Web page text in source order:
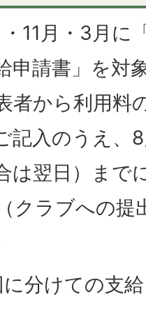
11月・3月に
申請書」を対
者から利用料
記入のうえ、
は翌日）まで
クラブへの提
分けての支